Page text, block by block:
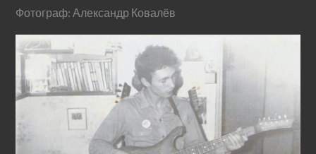
Фотограф: Александр Ковалёв